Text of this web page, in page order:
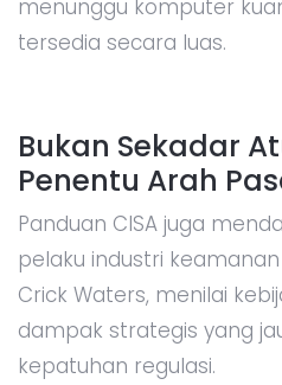
menunggu komputer
tersedia secara luas.
Bukan Sekadar
Penentu Arah
Panduan CISA juga
pelaku industri keamanan
Crick Waters, menilai
dampak strategis yang
kepatuhan regulasi.